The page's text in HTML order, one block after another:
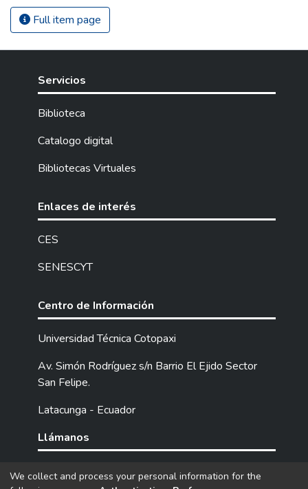
Full item page
Servicios
Biblioteca
Catalogo digital
Bibliotecas Virtuales
Enlaces de interés
CES
SENESCYT
Centro de Información
Universidad Técnica Cotopaxi
Av. Simón Rodríguez s/n Barrio El Ejido Sector
San Felipe.
Latacunga - Ecuador
Llámanos
Tel: (593) 03 2252205 / 2252307 / 2252346.
We collect and process your personal information for the